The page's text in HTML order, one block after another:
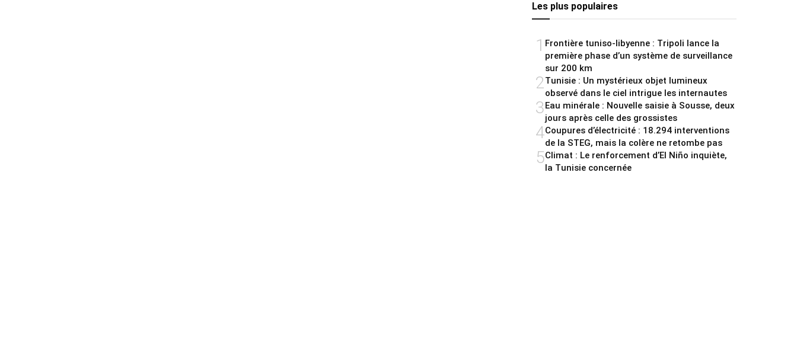
Les plus populaires
1 Frontière tuniso-libyenne : Tripoli lance la
première phase d’un système de surveillance
sur 200 km
2Tunisie : Un mystérieux objet lumineux
observé dans le ciel intrigue les internautes
3Eau minérale : Nouvelle saisie à Sousse, deux
jours après celle des grossistes
4Coupures d’électricité : 18.294 interventions
de la STEG, mais la colère ne retombe pas
5Climat : Le renforcement d’El Niño inquiète,
la Tunisie concernée